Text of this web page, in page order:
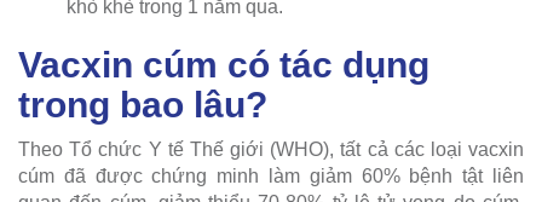
khò khè trong 1 năm qua.
Vacxin cúm có tác dụng
trong bao lâu?
Theo Tổ chức Y tế Thế giới (WHO), tất cả các loại vacxin
cúm đã được chứng minh làm giảm 60% bệnh tật liên